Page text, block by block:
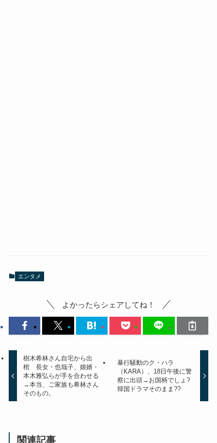
エンタメ
よかったらシェアしてね！
樹木希林さん自宅から出
棺 長女・也哉子、娘婿・
本木雅弘らが手を合わせる
→本当、ご家族も希林さん
そのもの。
暴行騒動のク・ハラ
（KARA）、18日午後に警
察に出頭→お国柄でしょ?
韓国ドラマそのまま??
関連記事